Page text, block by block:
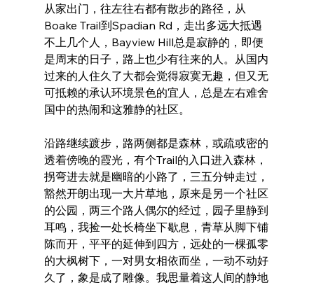
从家出门，往左往右都有散步的路径，从
Boake Trail到Spadian Rd，走出多远大抵遇
不上几个人，Bayview Hill总是寂静的，即便
是周末的日子，路上也少有往来的人。从国内
过来的人住久了大都会觉得寂寞无趣，但又无
可抵赖的承认环境景色的宜人，总是左右难舍
国中的热闹和这雅静的社区。
沿路继续踱步，路两侧都是森林，或疏或密的
透着傍晚的霞光，有个Trail的入口进入森林，
拐弯进去就是幽暗的小路了，三五分钟走过，
豁然开朗出现一大片草地，原来是另一个社区
的公园，两三个路人偶尔的经过，园子里静到
耳鸣，我捡一处长椅坐下歇息，青草从脚下铺
陈而开，平平的延伸到四方，远处的一棵孤零
的大枫树下，一对男女相依而坐，一动不动好
久了，象是成了雕像。我思量着这人间的静地